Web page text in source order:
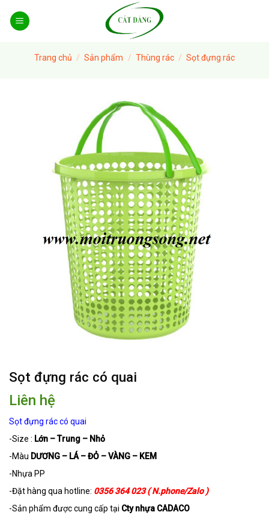
Trang chủ / Sản phẩm / Thùng rác / Sọt đựng rác
Sọt đựng rác có quai
Liên hệ
Sọt đựng rác có quai
-Size : Lớn – Trung – Nhỏ
-Màu DƯƠNG – LÁ – ĐỎ – VÀNG – KEM
-Nhựa PP
-Đặt hàng qua hotline: 0356 364 023 ( N.phone/Zalo )
-Sản phẩm được cung cấp tại Cty nhựa CADACO